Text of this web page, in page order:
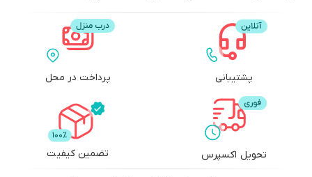
پشتیبانی پرداخت در محل
تحویل اکسپرس تضمین کیفیت